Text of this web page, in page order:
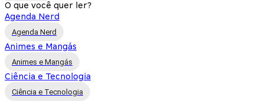
O que você quer ler?
Agenda Nerd
Agenda Nerd
Animes e Mangás
Animes e Mangás
Ciência e Tecnologia
Ciência e Tecnologia